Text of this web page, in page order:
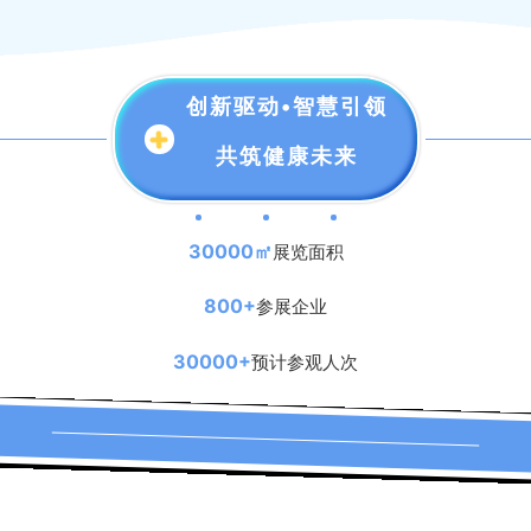
创新驱动•智慧引领
共筑健康未来
30000㎡展览面积
800+参展企业
30000+预计参观人次